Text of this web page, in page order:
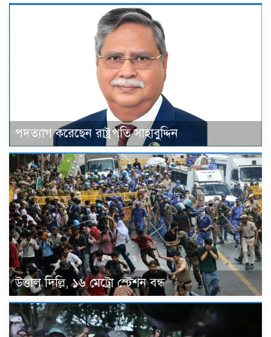
পদত্যাগ করেছেন রাষ্ট্রপতি সাহাবুদ্দিন
উত্তাল দিল্লি, ১৬ মেট্রো স্টেশন বন্ধ